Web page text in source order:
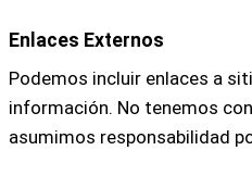
Enlaces Externos
Podemos incluir enlaces a
información. No tenemos
asumimos responsabilidad